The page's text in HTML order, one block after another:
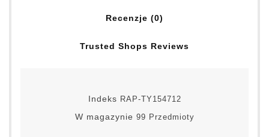
Recenzje (0)
Trusted Shops Reviews
Indeks RAP-TY154712
W magazynie 99 Przedmioty